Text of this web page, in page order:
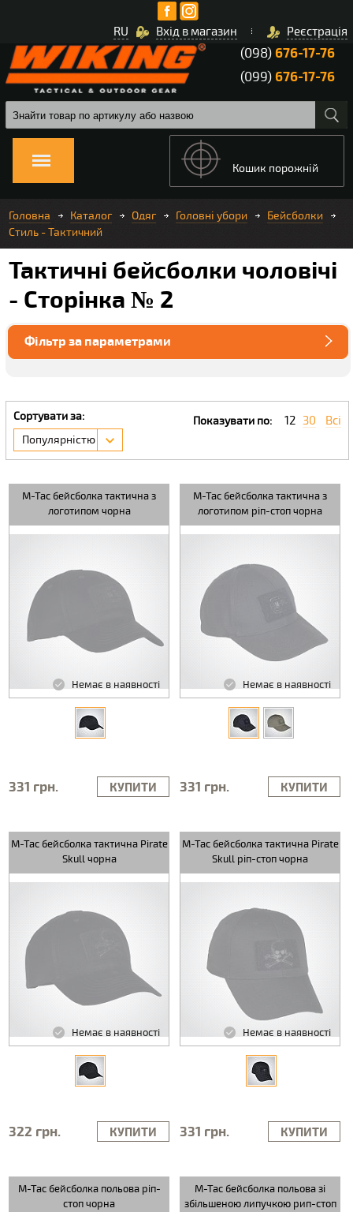
Вхід в магазин Реєстрація
RU
(098)676-17-76
(099)676-17-76
Кошик порожній
Головна Каталог Одяг Головні убори
Бейсболки
Стиль - Тактичний
Тактичні бейсболки чоловічі
- Сторінка № 2
Фільтр за параметрами
Сортувати за:
Популярністю
Показувати по: 12 30 Всі
M-Tac бейсболка тактична з
логотипом чорна
Немає в наявності
331 грн. КУПИТИ
M-Tac бейсболка тактична з
логотипом ріп-стоп чорна
Немає в наявності
331 грн. КУПИТИ
M-Tac бейсболка тактична Pirate
Skull чорна
Немає в наявності
322 грн. КУПИТИ
M-Tac бейсболка тактична Pirate
Skull ріп-стоп чорна
Немає в наявності
331 грн. КУПИТИ
M-Tac бейсболка польова ріп-
стоп чорна
M-Tac бейсболка польова зі
збільшеною липучкою рип-стоп